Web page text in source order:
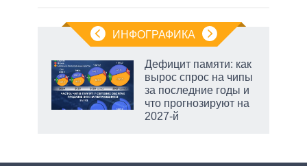
ИНФОГРАФИКА
Дефицит памяти: как
вырос спрос на чипы
за последние годы и
что прогнозируют на
2027-й